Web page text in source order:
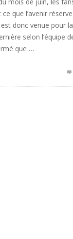
que l’avenir réserve
donc venue pour la
selon l’équipe
que …